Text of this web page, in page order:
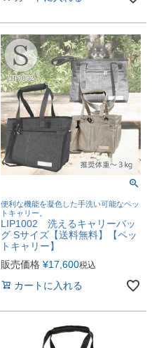
便利な機能を凝色した手洗い可能なペッ
トキャリー。
LIP1002 洗えるキャリーバッ
グ Sサイズ【送料無料】【ペッ
トキャリー】
販売価格 ¥17,600税込
カートに入れる